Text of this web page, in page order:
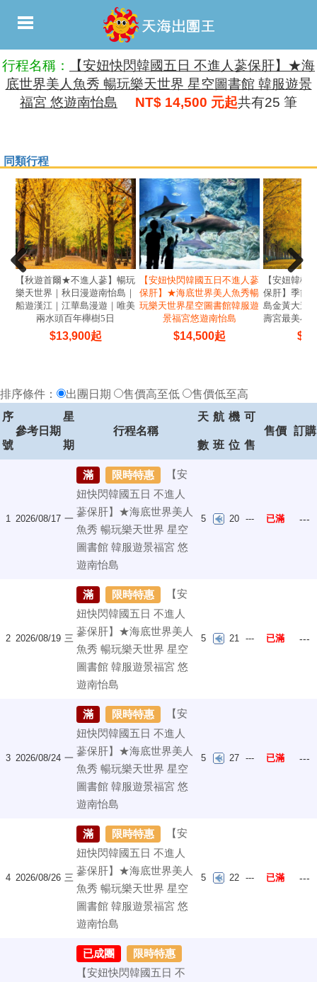
行程名稱：
【安妞快閃韓國五日 不進人蔘保肝】★海
底世界美人魚秀 暢玩樂天世界 星空圖書館 韓服遊景
福宮 悠遊南怡島
NT$ 14,500 元起共有25 筆
同類行程
【秋遊首爾★不進人蔘】暢玩
樂天世界｜秋日漫遊南怡島｜
船遊漢江｜江華島漫遊｜唯美
兩水頭百年櫸樹5日
$13,900起
【安妞快閃韓國五日不進人蔘
保肝】★海底世界美人魚秀暢
玩樂天世界星空圖書館韓服遊
景福宮悠遊南怡島
$14,500起
【安妞韓楓
保肝】季節
島金黃大道
壽宮最美小
$
排序條件： 出團日期 售價高至低
售價低至高
序
號
參考日期
星
期
行程名稱
天
數
航
班
機
位
可
售
售價 訂購
1 2026/08/17 一
滿 限時特惠
【安
妞快閃韓國五日 不進人
蔘保肝】★海底世界美人
魚秀 暢玩樂天世界 星空
圖書館 韓服遊景福宮 悠
遊南怡島
5 20 --- 已滿 ---
2 2026/08/19 三
滿 限時特惠
【安
妞快閃韓國五日 不進人
蔘保肝】★海底世界美人
魚秀 暢玩樂天世界 星空
圖書館 韓服遊景福宮 悠
遊南怡島
5 21 --- 已滿 ---
3 2026/08/24 一
滿 限時特惠
【安
妞快閃韓國五日 不進人
蔘保肝】★海底世界美人
魚秀 暢玩樂天世界 星空
圖書館 韓服遊景福宮 悠
遊南怡島
5 27 --- 已滿 ---
4 2026/08/26 三
滿 限時特惠
【安
妞快閃韓國五日 不進人
蔘保肝】★海底世界美人
魚秀 暢玩樂天世界 星空
圖書館 韓服遊景福宮 悠
遊南怡島
5 22 --- 已滿 ---
已成團 限時特惠
【安妞快閃韓國五日 不